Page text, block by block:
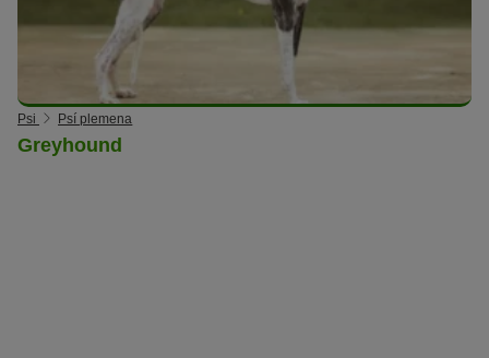
Psi Psí plemena
Greyhound